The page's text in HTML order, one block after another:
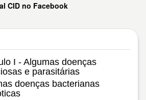
CID no Facebook
I - Algumas doenças
e parasitárias
doenças bacterianas